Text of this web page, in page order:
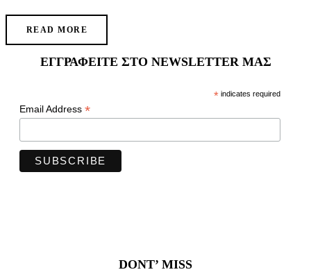
READ MORE
ΕΓΓΡΑΦΕΊΤΕ ΣΤΟ NEWSLETTER ΜΑΣ
* indicates required
Email Address *
DONT’ MISS